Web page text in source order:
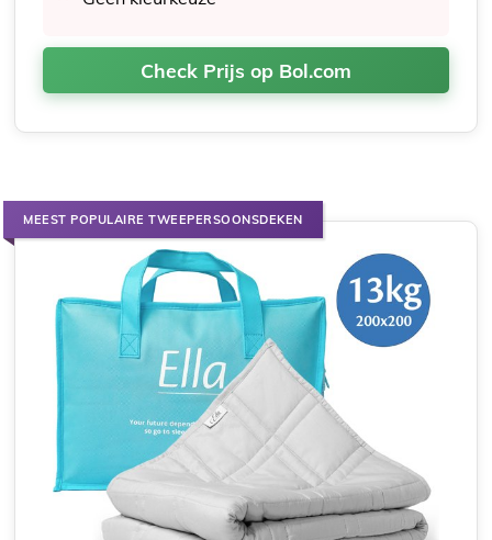
Check Prijs op Bol.com
MEEST POPULAIRE TWEEPERSOONSDEKEN